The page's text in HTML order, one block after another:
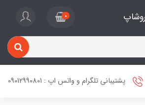
0
پشتیبانی تلگرام و واتس اپ : 09012990801